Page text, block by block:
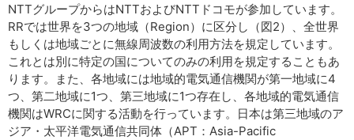
NTTグループからはNTTおよびNTTドコモが参加しています。
RRでは世界を3つの地域（Region）に区分し（図2）、全世界
もしくは地域ごとに無線周波数の利用方法を規定しています。
これとは別に特定の国についてのみの利用を規定することもあ
ります。また、各地域には地域的電気通信機関が第一地域に4
つ、第二地域に1つ、第三地域に1つ存在し、各地域的電気通信
機関はWRCに関する活動を行っています。日本は第三地域のア
ジア・太平洋電気通信共同体（APT：Asia-Pacific